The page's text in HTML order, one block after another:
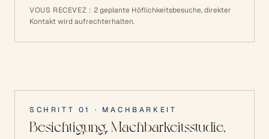
VOUS RECEVEZ : 2 geplante Höflichkeitsbesuche, direkter
Kontakt wird aufrechterhalten.
SCHRITT 01 · MACHBARKEIT
Besichtigung, Machbarkeitsstudie,